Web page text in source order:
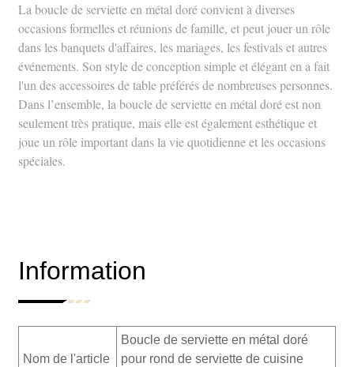
La boucle de serviette en métal doré convient à diverses
occasions formelles et réunions de famille, et peut jouer un rôle
dans les banquets d'affaires, les mariages, les festivals et autres
événements. Son style de conception simple et élégant en a fait
l'un des accessoires de table préférés de nombreuses personnes.
Dans l’ensemble, la boucle de serviette en métal doré est non
seulement très pratique, mais elle est également esthétique et
joue un rôle important dans la vie quotidienne et les occasions
spéciales.
Information
Nom de l'article
Boucle de serviette en métal doré
pour rond de serviette de cuisine